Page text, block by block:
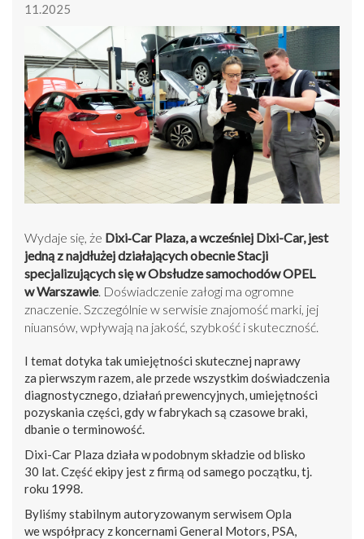
11.2025
Wydaje się, że Dixi‑Car Plaza, a wcześniej Dixi-Car, jest
jedną z najdłużej działających obecnie Stacji
specjalizujących się w Obsłudze samochodów OPEL
w Warszawie. Doświadczenie załogi ma ogromne
znaczenie. Szczególnie w serwisie znajomość marki, jej
niuansów, wpływają na jakość, szybkość i skuteczność.
I temat dotyka tak umiejętności skutecznej naprawy
za pierwszym razem, ale przede wszystkim doświadczenia
diagnostycznego, działań prewencyjnych, umiejętności
pozyskania części, gdy w fabrykach są czasowe braki,
dbanie o terminowość.
Dixi-Car Plaza działa w podobnym składzie od blisko
30 lat. Część ekipy jest z firmą od samego początku, tj.
roku 1998.
Byliśmy stabilnym autoryzowanym serwisem Opla
we współpracy z koncernami General Motors, PSA,